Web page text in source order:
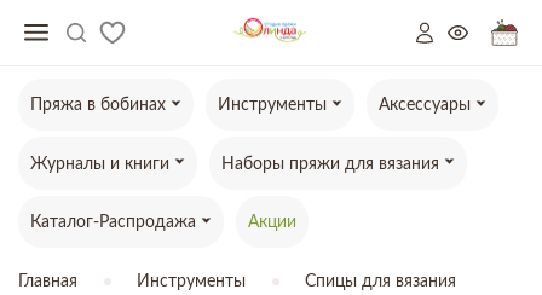
Пряжа в бобинах Инструменты Аксессуары
Журналы и книги Наборы пряжи для вязания
Каталог-Распродажа Акции
Главная Инструменты
Спицы для вязания